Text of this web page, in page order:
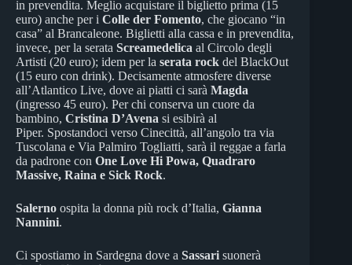
in prevendita. Meglio acquistare il biglietto prima (15
euro) anche per i Colle der Fomento, che giocano “in
casa” al Brancaleone. Biglietti alla cassa e in prevendita,
invece, per la serata Screamedelica al Circolo degli
Artisti (20 euro); idem per la serata rock del BlackOut
(15 euro con drink). Decisamente atmosfere diverse
all’Atlantico Live, dove ai piatti ci sarà Magda
(ingresso 45 euro). Per chi conserva un cuore da
bambino, Cristina D’Avena si esibirà al
Piper. Spostandoci verso Cinecittà, all’angolo tra via
Tuscolana e Via Palmiro Togliatti, sarà il reggae a farla
da padrone con One Love Hi Powa, Quadraro
Massive, Raina e Sick Rock.
Salerno ospita la donna più rock d’Italia, Gianna
Nannini.
Ci spostiamo in Sardegna dove a Sassari suonerà